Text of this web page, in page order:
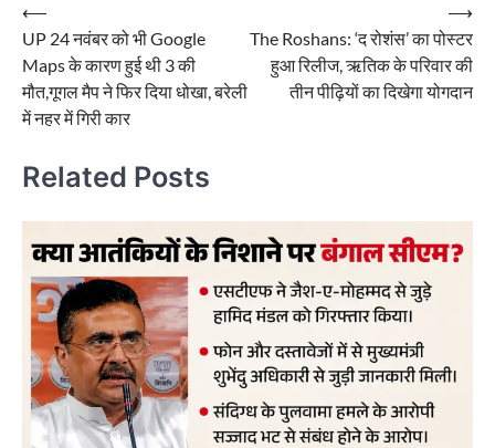
Post
navigation
⟵
UP 24 नवंबर को भी Google
Maps के कारण हुई थी 3 की
मौत,गूगल मैप ने फिर दिया धोखा, बरेली
में नहर में गिरी कार
The Roshans: ‘द रोशंस’ का पोस्टर
हुआ रिलीज, ऋतिक के परिवार की
तीन पीढ़ियों का दिखेगा योगदान
⟶
Related Posts